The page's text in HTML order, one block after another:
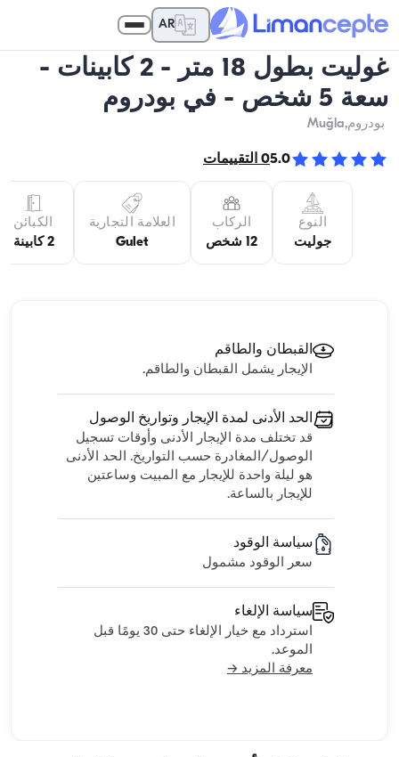
AR
غوليت بطول 18 متر - 2 كابينات -
سعة 5 شخص - في بودروم
بودروم,Muğla
5.0
0 التقييمات
النوع
جوليت
الركاب
12 شخص
العلامة التجارية
Gulet
الكبائن
2 كابينة
القبطان والطاقم
الإيجار يشمل القبطان والطاقم.
الحد الأدنى لمدة الإيجار وتواريخ الوصول
قد تختلف مدة الإيجار الأدنى وأوقات تسجيل
الوصول/المغادرة حسب التواريخ. الحد الأدنى
هو ليلة واحدة للإيجار مع المبيت وساعتين
للإيجار بالساعة.
سياسة الوقود
سعر الوقود مشمول
سياسة الإلغاء
استرداد مع خيار الإلغاء حتى 30 يومًا قبل
الموعد.
معرفة المزيد →